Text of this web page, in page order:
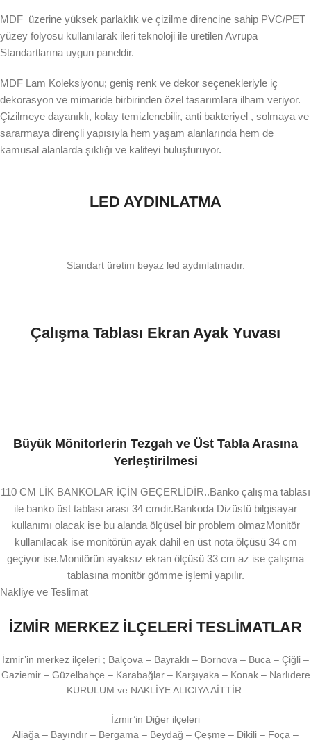
MDF üzerine yüksek parlaklık ve çizilme direncine sahip PVC/PET
yüzey folyosu kullanılarak ileri teknoloji ile üretilen Avrupa
Standartlarına uygun paneldir.
MDF Lam Koleksiyonu; geniş renk ve dekor seçenekleriyle iç
dekorasyon ve mimaride birbirinden özel tasarımlara ilham veriyor.
Çizilmeye dayanıklı, kolay temizlenebilir, anti bakteriyel , solmaya ve
sararmaya dirençli yapısıyla hem yaşam alanlarında hem de
kamusal alanlarda şıklığı ve kaliteyi buluşturuyor.
LED AYDINLATMA
Standart üretim beyaz led aydınlatmadır.
Çalışma Tablası Ekran Ayak Yuvası
Büyük Mönitorlerin Tezgah ve Üst Tabla Arasına
Yerleştirilmesi
110 CM LİK BANKOLAR İÇİN GEÇERLİDİR..Banko çalışma tablası
ile banko üst tablası arası 34 cmdir.Bankoda Dizüstü bilgisayar
kullanımı olacak ise bu alanda ölçüsel bir problem olmazMonitör
kullanılacak ise monitörün ayak dahil en üst nota ölçüsü 34 cm
geçiyor ise.Monitörün ayaksız ekran ölçüsü 33 cm az ise çalışma
tablasına monitör gömme işlemi yapılır.
Nakliye ve Teslimat
İZMİR MERKEZ İLÇELERİ TESLİMATLAR
İzmir’in merkez ilçeleri ; Balçova – Bayraklı – Bornova – Buca – Çiğli –
Gaziemir – Güzelbahçe – Karabağlar – Karşıyaka – Konak – Narlıdere
KURULUM ve NAKLİYE ALICIYA AİTTİR.
İzmir’in Diğer ilçeleri
Aliağa – Bayındır – Bergama – Beydağ – Çeşme – Dikili – Foça –